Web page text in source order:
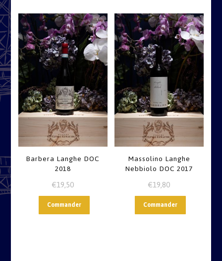
Barbera Langhe DOC
2018
€19,50
Commander
Massolino Langhe
Nebbiolo DOC 2017
€19,80
Commander